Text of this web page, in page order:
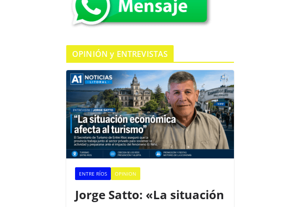
OPINIÓN y ENTREVISTAS
ENTRE RÍOS OPINION
Jorge Satto: «La situación